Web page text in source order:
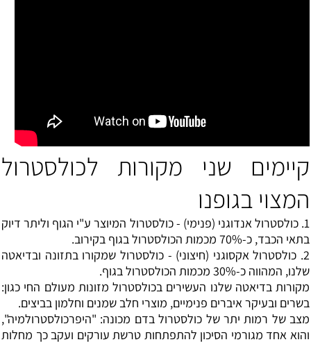
קיימים שני מקורות לכולסטרול
המצוי בגופנו
1. כולסטרול אנדוגני (פנימי) - כולסטרול המיוצר ע"י הגוף וליתר דיוק
בתאי הכבד, כ-70% מכמות הכולסטרול בגוף בקירוב.
2. כולסטרול אקסוגני (חיצוני) - כולסטרול שמקורו בתזונה ובדיאטה
שלנו, המהווה כ-30% מכמות הכולסטרול בגוף.
מקורות בדיאטה שלנו העשירים בכולסטרול מזונות מעולם החי כגון:
בשרים ובעיקר איברים פנימיים, מוצרי חלב שמנים וחלמון בביצים.
מצב של רמות יתר של כולסטרול בדם מכונה: "היפרכולסטרולמיה",
והוא אחד מגורמי הסיכון להתפתחות טרשת עורקים ועקב כך מחלות